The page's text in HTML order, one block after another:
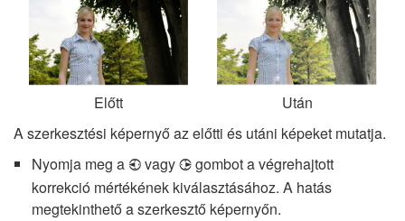
Előtt
Után
A szerkesztési képernyő az előtti és utáni képeket mutatja.
Nyomja meg a 4 vagy 2 gombot a végrehajtott
korrekció mértékének kiválasztásához. A hatás
megtekinthető a szerkesztő képernyőn.